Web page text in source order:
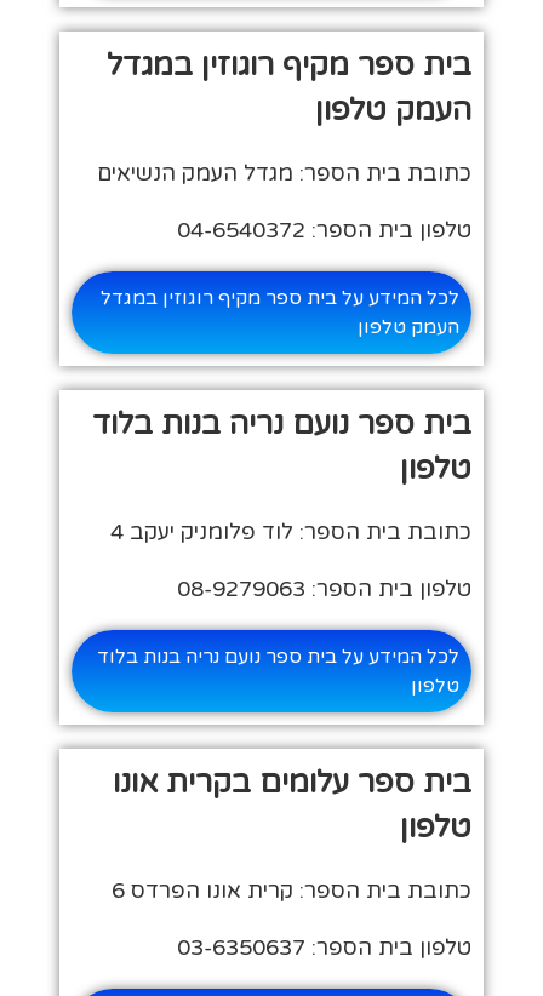
בית ספר מקיף רוגוזין במגדל
העמק טלפון
כתובת בית הספר: מגדל העמק הנשיאים
טלפון בית הספר: 04-6540372
לכל המידע על בית ספר מקיף רוגוזין במגדל
העמק טלפון
בית ספר נועם נריה בנות בלוד
טלפון
כתובת בית הספר: לוד פלומניק יעקב 4
טלפון בית הספר: 08-9279063
לכל המידע על בית ספר נועם נריה בנות בלוד
טלפון
בית ספר עלומים בקרית אונו
טלפון
כתובת בית הספר: קרית אונו הפרדס 6
טלפון בית הספר: 03-6350637